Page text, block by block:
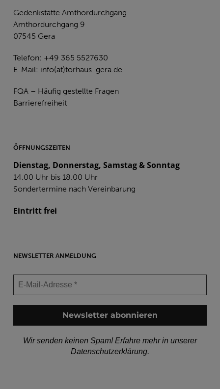
Gedenkstätte Amthordurchgang
Amthordurchgang 9
07545 Gera
Telefon: +49 365 5527630
E-Mail: info(at)torhaus-gera.de
FQA – Häufig gestellte Fragen
Barrierefreiheit
ÖFFNUNGSZEITEN
Dienstag, Donnerstag, Samstag & Sonntag
14.00 Uhr bis 18.00 Uhr
Sondertermine nach Vereinbarung
Eintritt frei
NEWSLETTER ANMELDUNG
Wir senden keinen Spam! Erfahre mehr in unserer
Datenschutzerklärung.